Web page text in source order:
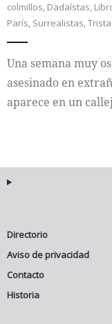
Colaboradores
Cultura
colmillos, Dadaístas,
París, Surrealistas,
Una semana muy
asesinado en
aparece en un
Directorio
Aviso de privacidad
Contacto
Historia